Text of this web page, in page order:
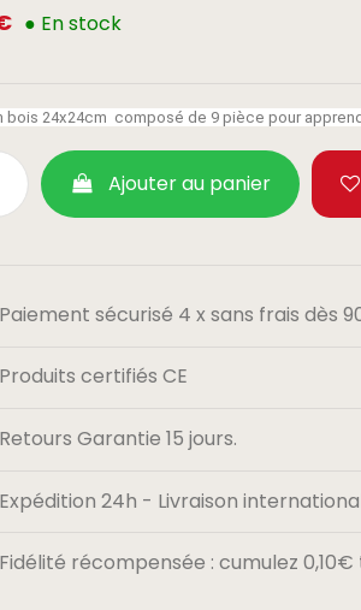
● En stock
bois 24x24cm composé de 9 pièce pour
Ajouter au panier
Paiement sécurisé 4 x sans frais dès
Produits certifiés CE
Retours Garantie 15 jours.
Expédition 24h - Livraison
Fidélité récompensée : cumulez